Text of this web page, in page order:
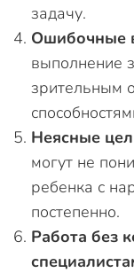
задачу.
Ошибочные
выполнение
зрительным
Неясные
могут не
ребенка с
постепенно.
Работа без